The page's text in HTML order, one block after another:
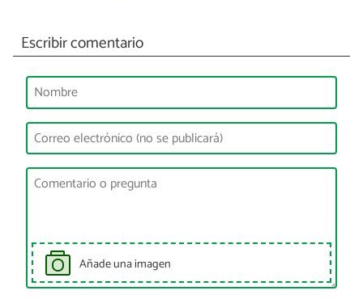
Escribir comentario
Añade una imagen